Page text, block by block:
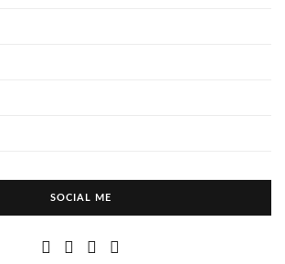
SOCIAL ME